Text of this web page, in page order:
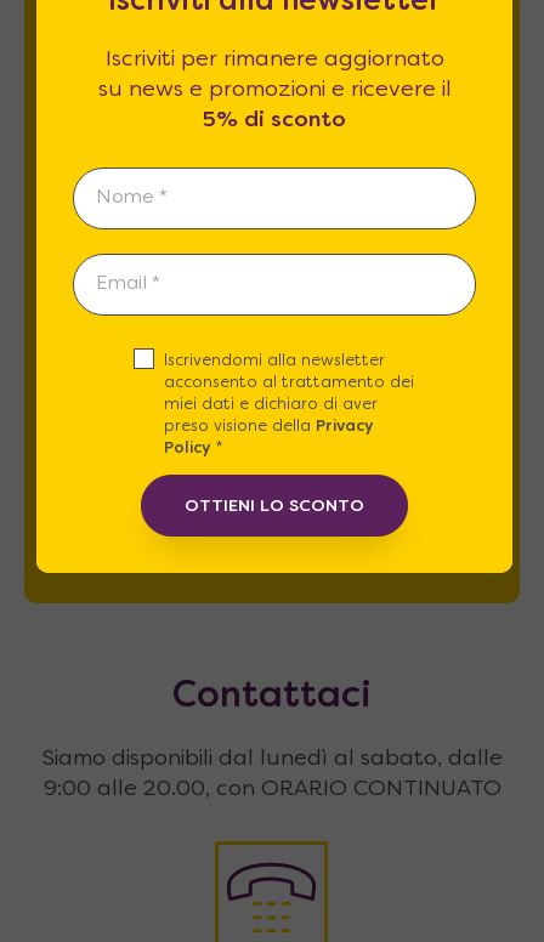
Newsletter
Iscriviti per rimanere aggiornato su news
Esprimo il mio consenso al trattamento dati
relativamente alpunto 2 A e Bdell'informativa
Contattaci
Siamo disponibili dal lunedì al sabato, dalle
9:00 alle 20.00, con ORARIO CONTINUATO
Iscriviti per rimanere aggiornato
su news e promozioni e ricevere il
5% di sconto
Iscrivendomi alla newsletter
acconsento al trattamento dei
miei dati e dichiaro di aver
preso visione della Privacy
Policy*
OTTIENI LO SCONTO